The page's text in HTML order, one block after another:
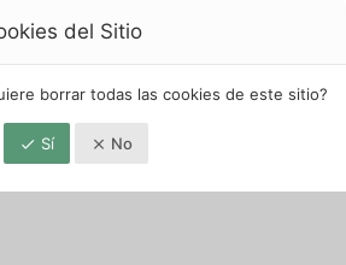
del Sitio
borrar todas las cookies de este sitio?
Sí No